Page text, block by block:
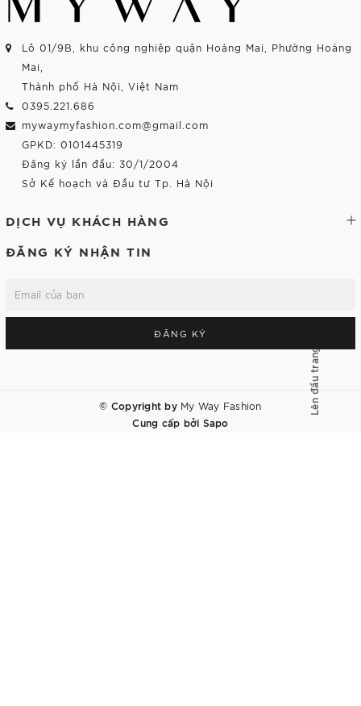
Lô 01/9B, khu công nghiệp quận Hoàng Mai, Phường Hoàng
Mai,
Thành phố Hà Nội, Việt Nam
0395.221.686
mywaymyfashion.com@gmail.com
GPKD: 0101445319
Đăng ký lần đầu: 30/1/2004
Sở Kế hoạch và Đầu tư Tp. Hà Nội
DỊCH VỤ KHÁCH HÀNG
ĐĂNG KÝ NHẬN TIN
ĐĂNG KÝ
© Copyright by My Way Fashion
Cung cấp bởi Sapo
Lên đầu trang